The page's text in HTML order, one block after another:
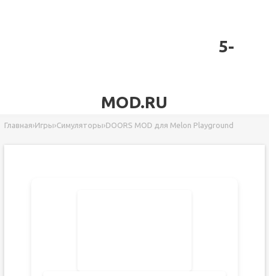
5-
MOD.RU
Главная›Игры›Симуляторы›DOORS MOD для Melon Playground